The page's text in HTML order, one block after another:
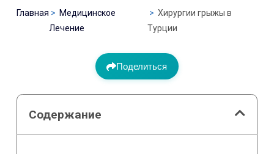
Главная
Медицинское
Лечение
Хирургии грыжы в
Турции
Поделиться
Содержание